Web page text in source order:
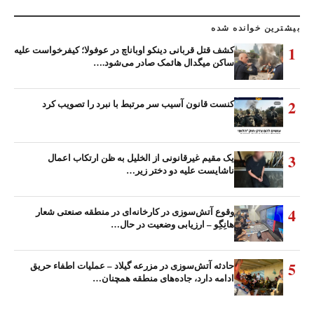
بیشترین خوانده شده
1
کشف قتل قربانی دینکو اوباناچ در عوفولا؛ کیفرخواست علیه
ساکن میگدال هائمک صادر می‌شود.…
2 کنست قانون آسیب سر مرتبط با نبرد را تصویب کرد
3
یک مقیم غیرقانونی از الخلیل به ظن ارتکاب اعمال
ناشایست علیه دو دختر زیر…
4
وقوع آتش‌سوزی در کارخانه‌ای در منطقه صنعتی شعار
هانِگِو – ارزیابی وضعیت در حال…
5
حادثه آتش‌سوزی در مزرعه گیلاد – عملیات اطفاء حریق
ادامه دارد، جاده‌های منطقه همچنان…